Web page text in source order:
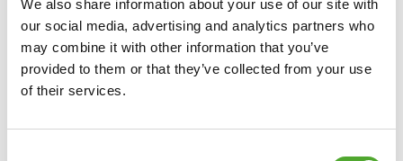
We also share information about your use of our site with
our social media, advertising and analytics partners who
may combine it with other information that you’ve
provided to them or that they’ve collected from your use
of their services.